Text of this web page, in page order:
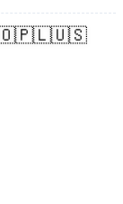
🇵🇱🇺🇸